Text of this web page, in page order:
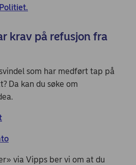
krav på refusjon fra
som har medført tap på
Da kan du søke om
via Vipps ber vi om at du